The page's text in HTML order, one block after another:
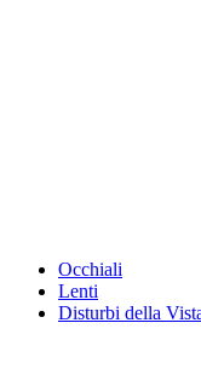
Occhiali
Lenti
Disturbi della